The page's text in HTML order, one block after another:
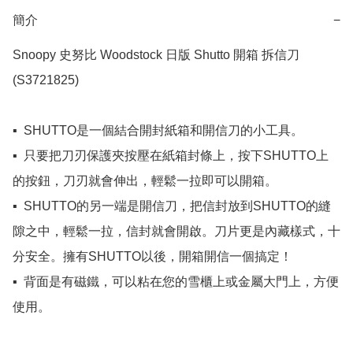
簡介 −
Snoopy 史努比 Woodstock 日版 Shutto 開箱 拆信刀
(S3721825)
▪️  SHUTTO是一個結合開封紙箱和開信刀的小工具。
▪️  只要把刀刃保護夾按壓在紙箱封條上，按下SHUTTO上
的按鈕，刀刃就會伸出，輕鬆一拉即可以開箱。
▪️  SHUTTO的另一端是開信刀，把信封放到SHUTTO的縫
隙之中，輕鬆一拉，信封就會開啟。刀片更是內藏樣式，十
分安全。擁有SHUTTO以後，開箱開信一個搞定！
▪️  背面是有磁鐵，可以粘在您的雪櫃上或金屬大門上，方便
使用。